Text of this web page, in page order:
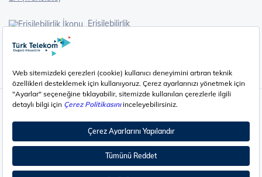
Erişilebilirlik
İşaret Dili Çevirisi
Çerez Ayarları